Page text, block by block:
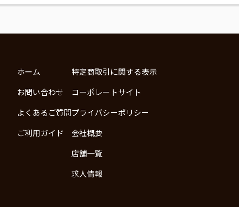
ホーム
お問い合わせ
よくあるご質問
ご利用ガイド
特定商取引に関する表示
コーポレートサイト
プライバシーポリシー
会社概要
店舗一覧
求人情報